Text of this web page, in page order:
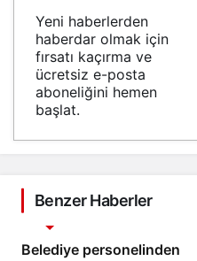
Yeni haberlerden
haberdar olmak için
fırsatı kaçırma ve
ücretsiz e-posta
aboneliğini hemen
başlat.
Benzer Haberler
Belediye personelinden